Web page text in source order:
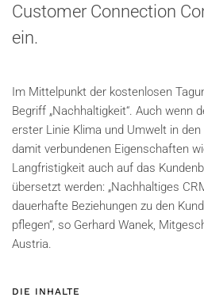
Customer Connection
ein.
Im Mittelpunkt der kostenlosen
Begriff „Nachhaltigkeit“. Auch wenn
erster Linie Klima und Umwelt in
damit verbundenen Eigenschaften
Langfristigkeit auch auf das
übersetzt werden: „Nachhaltiges
dauerhafte Beziehungen zu den
pflegen“, so Gerhard Wanek,
Austria.
DIE INHALTE